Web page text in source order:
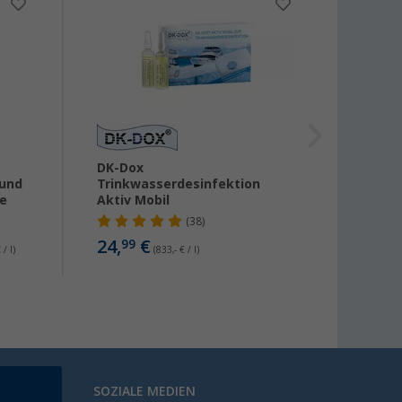
/ l)
DK-Dox
Trinkwasserdesinfektion
Aktiv Mobil
(38)
24,99€ (833,- € / l)
SOZIALE MEDIEN